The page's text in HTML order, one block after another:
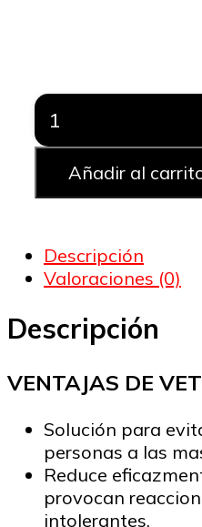
VETRIDERM
ANTIALÉRGICO
PARA
DUEÑOS
DE
Añadir al
Descripción
Valoraciones (0)
Descripción
VENTAJAS DE
Solución para
personas a las
Reduce
provocan
intolerantes.